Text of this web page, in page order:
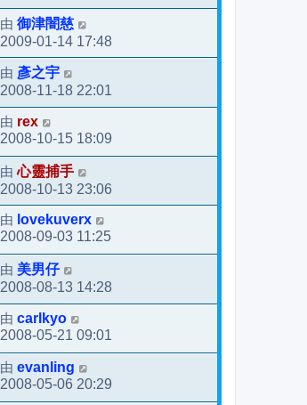
由 御津闇慈
2009-01-14 17:48
由 彥之宇
2008-11-18 22:01
由 rex
2008-10-15 18:09
由心靈捕手
2008-10-13 23:06
由 lovekuverx
2008-09-03 11:25
由 美男仔
2008-08-13 14:28
由 carlkyo
2008-05-21 09:01
由 evanling
2008-05-06 20:29